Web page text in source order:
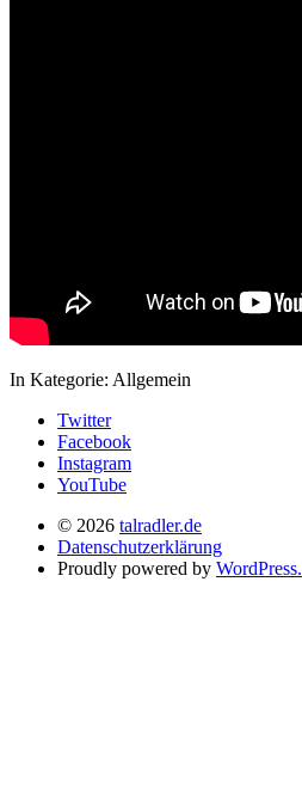
In Kategorie: Allgemein
Twitter
Facebook
Instagram
YouTube
© 2026 talradler.de
Datenschutzerklärung
Proudly powered by WordPress.